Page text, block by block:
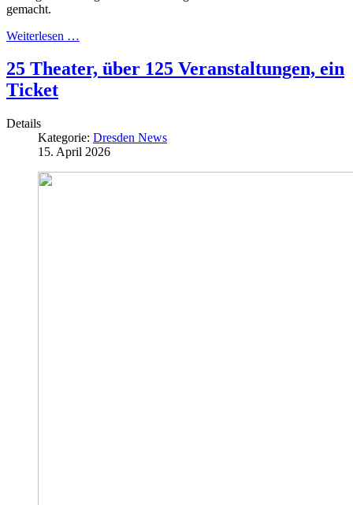
gemacht.
Weiterlesen …
25 Theater, über 125 Veranstaltungen, ein
Ticket
Details
Kategorie: Dresden News
15. April 2026